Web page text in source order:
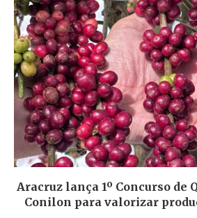
Aracruz lança 1º Concurso de
Conilon para valorizar